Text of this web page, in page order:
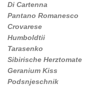
Di Cartenna
Pantano Romanesco
Crovarese
Humboldtii
Tarasenko
Sibirische Herztomate
Geranium Kiss
Podsnjeschnik